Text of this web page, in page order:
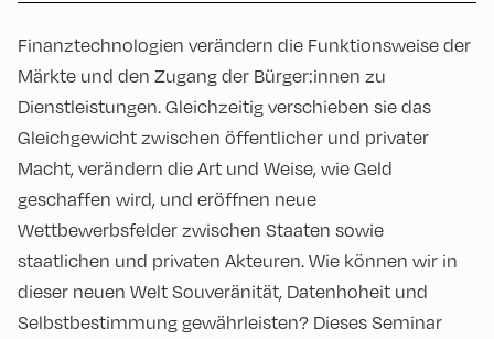
Finanztechnologien verändern die Funktionsweise der
Märkte und den Zugang der Bürger:innen zu
Dienstleistungen. Gleichzeitig verschieben sie das
Gleichgewicht zwischen öffentlicher und privater
Macht, verändern die Art und Weise, wie Geld
geschaffen wird, und eröffnen neue
Wettbewerbsfelder zwischen Staaten sowie
staatlichen und privaten Akteuren. Wie können wir in
dieser neuen Welt Souveränität, Datenhoheit und
Selbstbestimmung gewährleisten? Dieses Seminar